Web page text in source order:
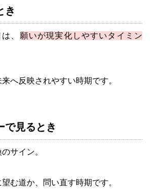
き
、 願いが現実化しやすいタイミン
へ反映されやすい時期です。
で見るとき
サイン。
む道か、問い直す時期です。